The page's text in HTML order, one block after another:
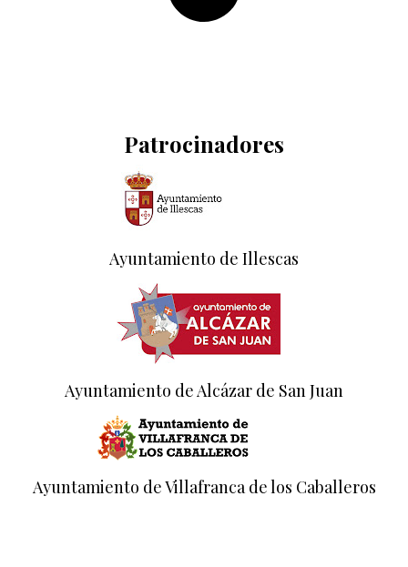
Patrocinadores
Ayuntamiento de Illescas
Ayuntamiento de Alcázar de San Juan
Ayuntamiento de Villafranca de los Caballeros